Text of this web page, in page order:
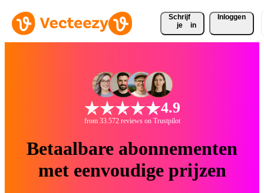
Schrijf
je
in
Inloggen
4.9
from 33.572 reviews on Trustpilot
Betaalbare abonnementen
met eenvoudige prijzen